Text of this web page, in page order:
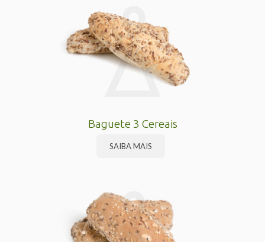
Baguete 3 Cereais
SAIBA MAIS